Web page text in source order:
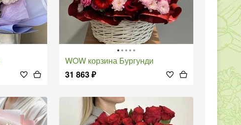
WOW корзина Бургунди
31 863₽